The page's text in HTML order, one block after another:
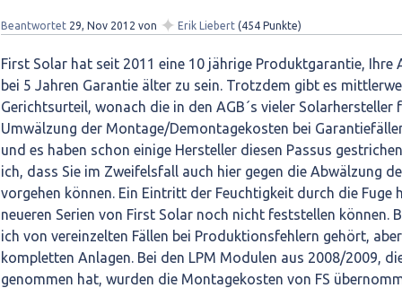
Beantwortet 29, Nov 2012 von ✦ Erik Liebert (454 Punkte)
First Solar hat seit 2011 eine 10 jährige Produktgarantie, Ihre
bei 5 Jahren Garantie älter zu sein. Trotzdem gibt es
Gerichtsurteil, wonach die in den AGB´s vieler Solarhersteller
Umwälzung der Montage/Demontagekosten bei
und es haben schon einige Hersteller diesen Passus
ich, dass Sie im Zweifelsfall auch hier gegen die Abwälzung
vorgehen können. Ein Eintritt der Feuchtigkeit durch die Fuge
neueren Serien von First Solar noch nicht feststellen können.
ich von vereinzelten Fällen bei Produktionsfehlern gehört,
kompletten Anlagen. Bei den LPM Modulen aus 2008/2009,
genommen hat, wurden die Montagekosten von FS